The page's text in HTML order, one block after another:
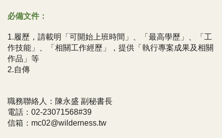
必備文件：
1.履歷，請載明「可開始上班時間」、「最高學歷」、「工
作技能」、「相關工作經歷」，提供「執行專案成果及相關
作品」等
2.自傳
職務聯絡人：陳永盛 副秘書長
電話：02-23071568#39
信箱：mc02@wilderness.tw